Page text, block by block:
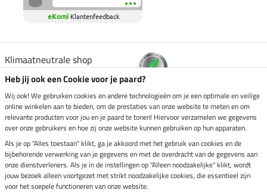
eKomi Klantenfeedback
Klimaatneutrale shop
Verzending per
Veilig betalen met
Impressum
Heb jij ook een Cookie voor je paard?
Wij ook! We gebruiken cookies en andere technologieën om je een optimale en veilige
online winkelen aan te bieden, om de prestaties van onze website te meten en om
relevante producten voor jou en je paard te tonen! Hiervoor verzamelen we gegevens
over onze gebruikers en hoe zij onze website kunnen gebruiken op hun apparaten.
Als je op "Alles toestaan" klikt, ga je akkoord met het gebruik van cookies en de
bijbehorende verwerking van je gegevens en met de overdracht van de gegevens aan
onze dienstverleners. Als je in de instellingen op "Alleen noodzakelijke" klikt, wordt
jouw bezoek alleen voortgezet met strikt noodzakelijke cookies, die essentieel zijn
voor het soepele functioneren van onze website.